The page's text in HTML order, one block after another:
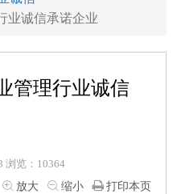
业诚信承诺企业
管理行业诚信
浏览：10364
放大
缩小 打印本页